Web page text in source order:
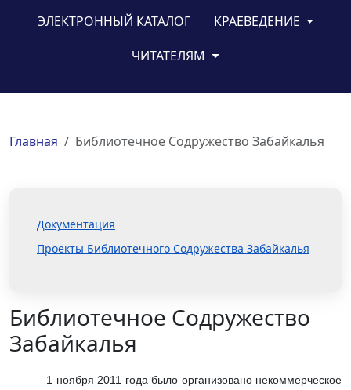
ЭЛЕКТРОННЫЙ КАТАЛОГ
КРАЕВЕДЕНИЕ
ЧИТАТЕЛЯМ
Главная Библиотечное Содружество Забайкалья
Библиотечное Содружество
Забайкалья
1 ноября 2011 года было организовано некоммерческое
Документация
Проекты Библиотечного Содружества Забайкалья